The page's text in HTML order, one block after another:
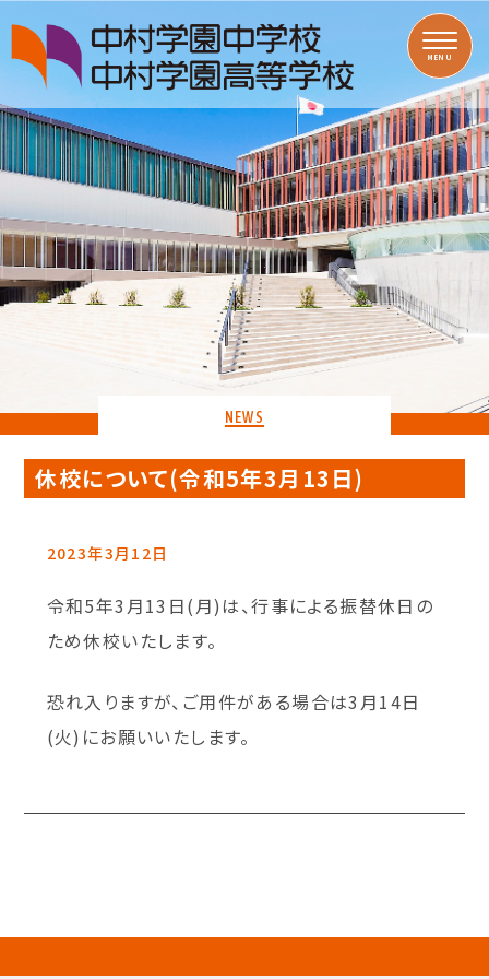
MENU
NEWS
休校について(令和5年3月13日)
2023年3月12日
令和5年3月13日(月)は、行事による振替休日の
ため休校いたします。
恐れ入りますが、ご用件がある場合は3月14日
(火)にお願いいたします。